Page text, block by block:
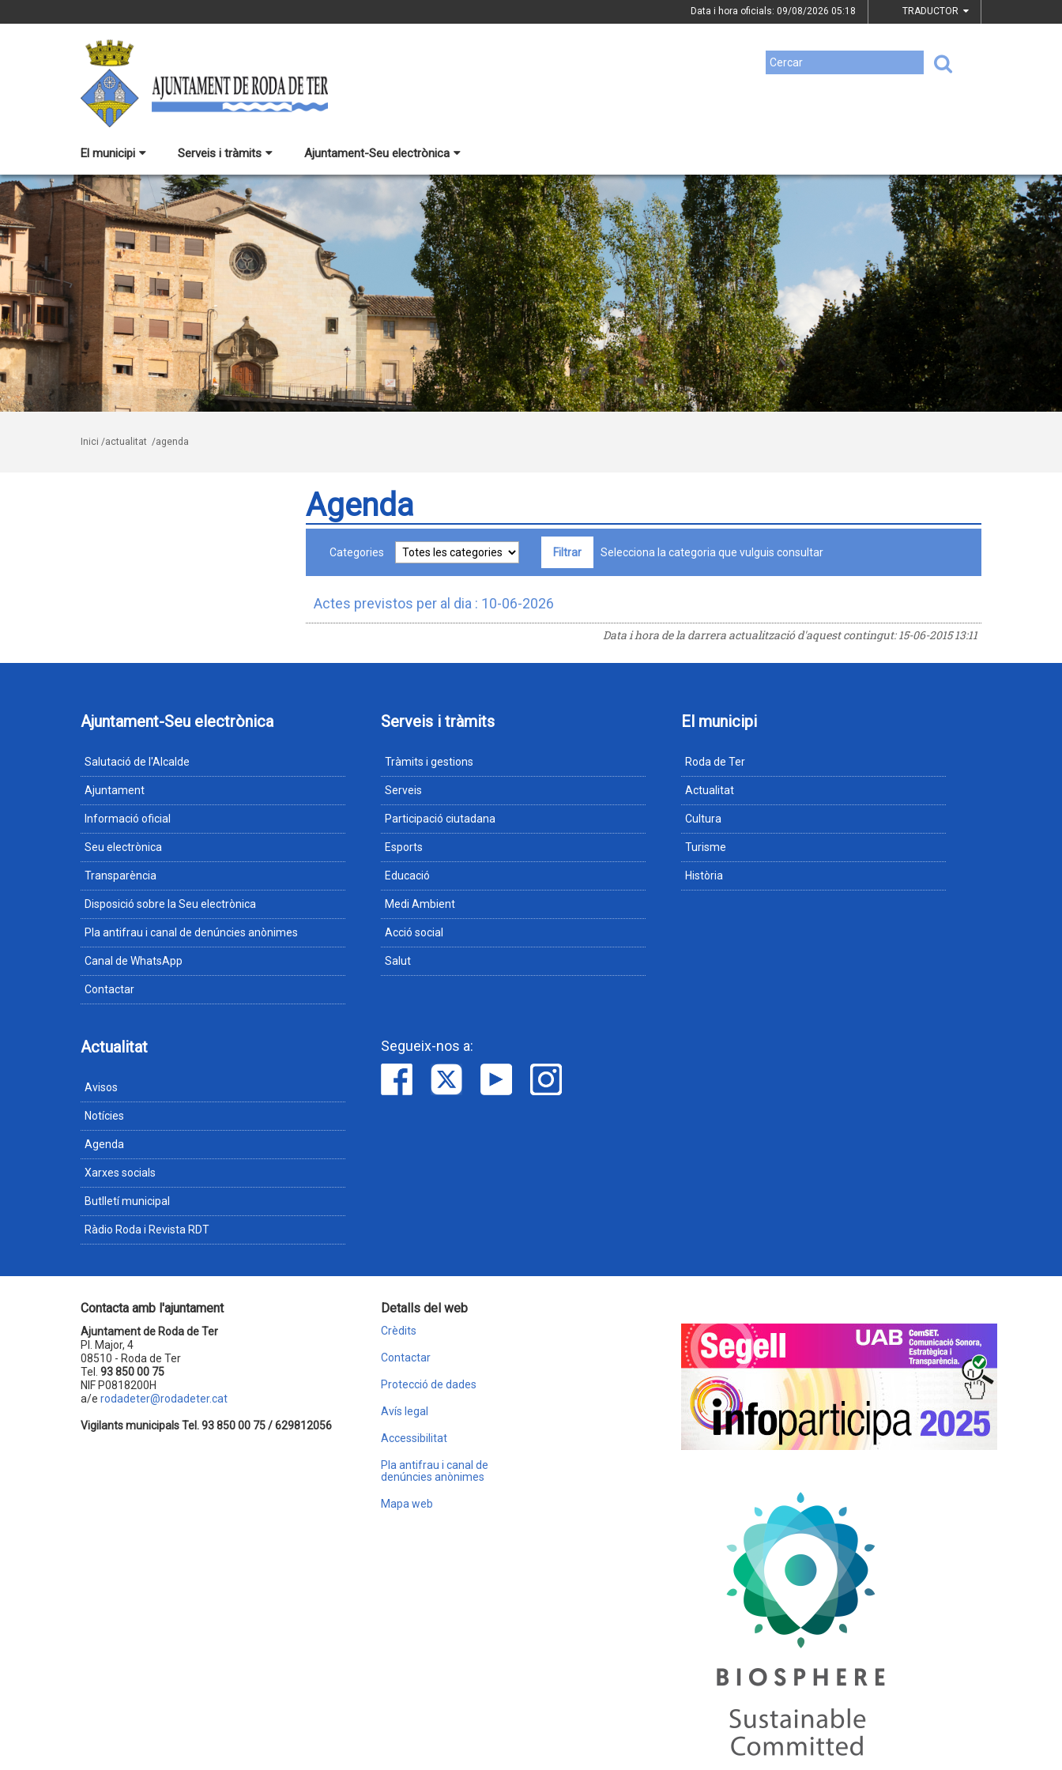
Data i hora oficials: 09/08/2026 05:18 TRADUCTOR
El municipi Serveis i tràmits Ajuntament-Seu electrònica
Inici /actualitat /agenda
Agenda
Categories Selecciona la categoria que vulguis consultar
Actes previstos per al dia : 10-06-2026
Data i hora de la darrera actualització d'aquest contingut:15-06-2015 13:11
Ajuntament-Seu electrònica
Salutació de l'Alcalde
Ajuntament
Informació oficial
Seu electrònica
Transparència
Disposició sobre la Seu electrònica
Pla antifrau i canal de denúncies anònimes
Canal de WhatsApp
Contactar
Serveis i tràmits
Tràmits i gestions
Serveis
Participació ciutadana
Esports
Educació
Medi Ambient
Acció social
Salut
El municipi
Roda de Ter
Actualitat
Cultura
Turisme
Història
Actualitat
Avisos
Notícies
Agenda
Xarxes socials
Butlletí municipal
Ràdio Roda i Revista RDT
Segueix-nos a:
Contacta amb l'ajuntament
Ajuntament de Roda de Ter
Pl. Major, 4
08510 - Roda de Ter
Tel. 93 850 00 75
NIF P0818200H
a/e rodadeter@rodadeter.cat
Vigilants municipals Tel. 93 850 00 75 / 629812056
Detalls del web
Crèdits
Contactar
Protecció de dades
Avís legal
Accessibilitat
Pla antifrau i canal de
denúncies anònimes
Mapa web